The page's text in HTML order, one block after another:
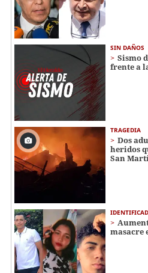
SIN DAÑOS
Sismo
frente a
TRAGEDIA
Dos
heridos
San
masacre